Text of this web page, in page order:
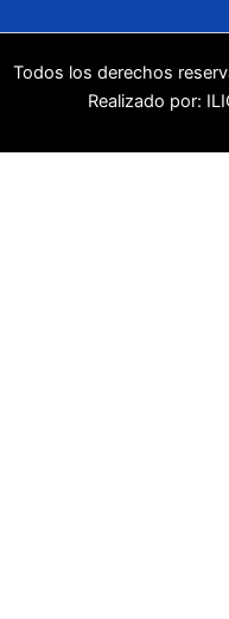
Todos los derechos
Realizado por: